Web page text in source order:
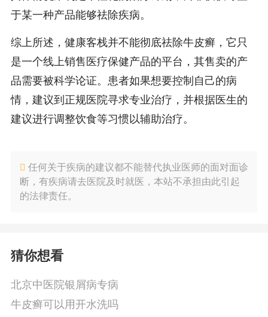
于某一种产品能够祛除疾病。
综上所述，健康客栈并不能彻底祛除牛皮癣，它只
是一个线上销售医疗保健产品的平台，其售卖的产
品需要被科学论证。患者如果想要控制自己的病
情，建议到正规医院寻求专业治疗，并根据医生的
建议进行调整饮食等习惯以辅助治疗。
任何关于疾病的建议都不能替代执业医师的面对面诊
断，有疾病请去医院及时就医，本站不承担由此引起
的法律责任。
猜你想看
北京中医院银屑病专病
牛皮癣可以用开水洗吗